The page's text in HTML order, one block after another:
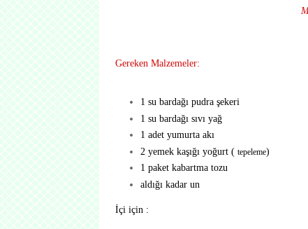
Gereken Malzemeler:
1 su bardağı pudra şekeri
1 su bardağı sıvı yağ
1 adet yumurta akı
2 yemek kaşığı yoğurt ( tepeleme)
1 paket kabartma tozu
aldığı kadar un
İçi için :